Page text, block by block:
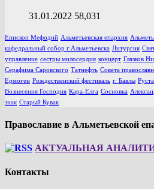
31.01.2022 58,031
Епископ Мефодий Альметьевская епархия
кафедральный собор г.Альметьевска Литургия
управление сестры милосердия концерт Глазков
Серафима Саровского Татнефть Совета
Ермоген Рождественский фестиваль г. Бавлы
Вознесения Господня Кара-Елга Сосновка
знак Старый Кувак
Православие в Альметьевской
АКТУАЛЬНАЯ
Контакты